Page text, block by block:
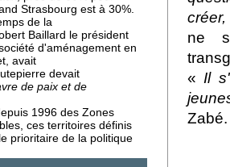
2015
fait germer
de
et d'ailleurs
2015
s'enracine
dans le
Strasbourg est à 30%.
de la
Baillard le président
d'aménagement en
avait
devait
de paix et de
1996 des Zones
ces territoires définis
prioritaire de la politique
ne
« Il
Zabé.